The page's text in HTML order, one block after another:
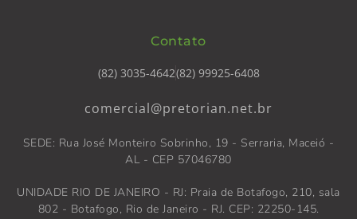
Contato
(82) 3035-4642(82) 99925-6408
comercial@pretorian.net.br
SEDE: Rua José Monteiro Sobrinho, 19 - Serraria, Maceió -
AL - CEP 57046780
UNIDADE RIO DE JANEIRO - RJ: Praia de Botafogo, 210, sala
802 - Botafogo, Rio de Janeiro - RJ. CEP: 22250-145.